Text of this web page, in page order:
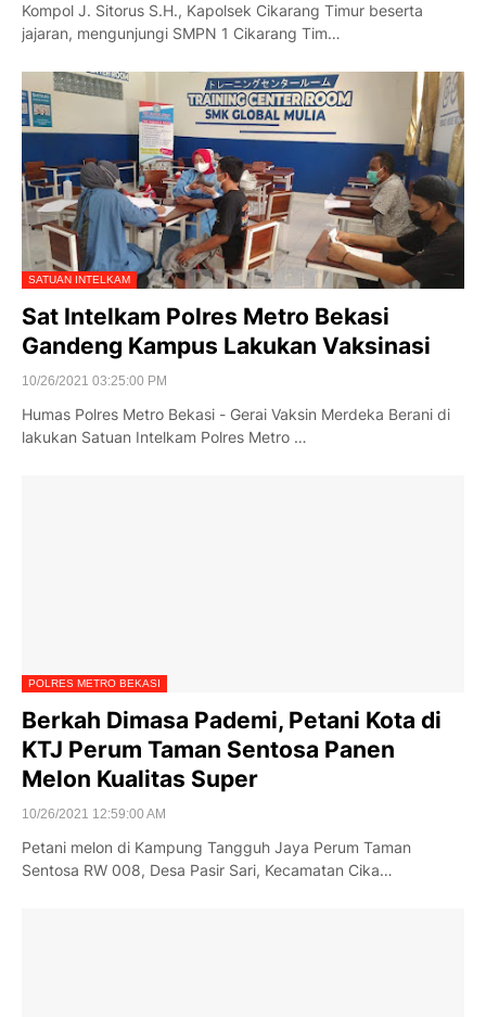
Kompol J. Sitorus S.H., Kapolsek Cikarang Timur beserta
jajaran, mengunjungi SMPN 1 Cikarang Tim…
SATUAN INTELKAM
Sat Intelkam Polres Metro Bekasi
Gandeng Kampus Lakukan Vaksinasi
10/26/2021 03:25:00 PM
Humas Polres Metro Bekasi - Gerai Vaksin Merdeka Berani di
lakukan Satuan Intelkam Polres Metro …
POLRES METRO BEKASI
Berkah Dimasa Pademi, Petani Kota di
KTJ Perum Taman Sentosa Panen
Melon Kualitas Super
10/26/2021 12:59:00 AM
Petani melon di Kampung Tangguh Jaya Perum Taman
Sentosa RW 008, Desa Pasir Sari, Kecamatan Cika…